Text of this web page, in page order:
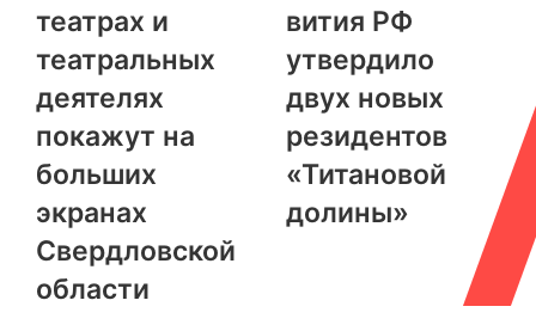
театрах и
театральных
деятелях
покажут на
больших
экранах
Свердловской
области
вития РФ
утвердило
двух новых
резидентов
«Титановой
долины»